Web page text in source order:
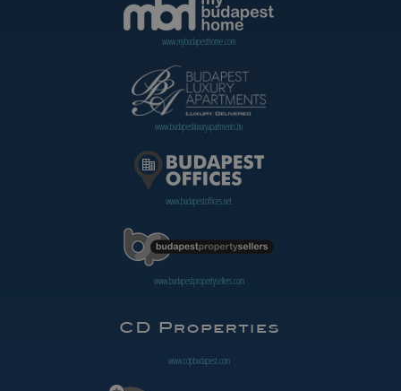
www.mybudapesthome.com
www.budapestluxuryapartments.hu
www.budapestoffices.net
www.budapestpropertysellers.com
www.cdpbudapest.com